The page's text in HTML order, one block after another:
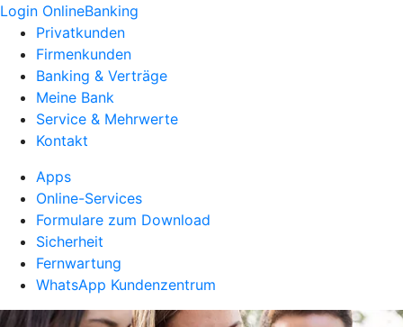
Login OnlineBanking
Privatkunden
Firmenkunden
Banking & Verträge
Meine Bank
Service & Mehrwerte
Kontakt
Apps
Online-Services
Formulare zum Download
Sicherheit
Fernwartung
WhatsApp Kundenzentrum